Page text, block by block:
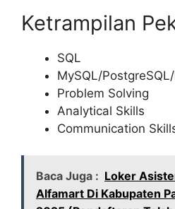
Ketrampilan
SQL
MySQL/
Problem Solving
Analytical Skills
Communication
Baca Juga : Loker
Alfamart Di Kabupaten